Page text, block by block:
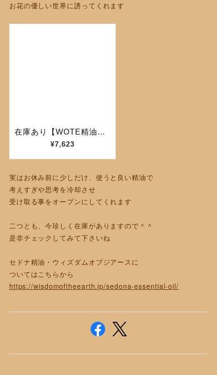
お花の優しい世界に誘ってくれます
実はお休み前に少しだけ、使うと良い精油で
考えすぎや思考を冷却させ
受け取る事をオープンにしてくれます
二つとも、今珍しく在庫がありますので＾＾
是非チェックしてみて下さいね
セドナ精油・ウィズダムオブジアースに
ついてはこちらから
https://wisdomoftheearth.jp/sedona-essential-oil/